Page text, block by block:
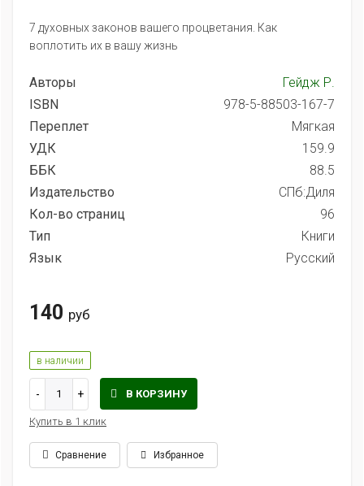
7 духовных законов вашего процветания. Как
воплотить их в вашу жизнь
Авторы
Гейдж Р.
ISBN
978-5-88503-167-7
Переплет
Мягкая
УДК
159.9
ББК
88.5
Издательство
СПб:Диля
Кол-во страниц
96
Тип
Книги
Язык
Русский
140 руб
в наличии
В КОРЗИНУ
Купить в 1 клик
Сравнение Избранное